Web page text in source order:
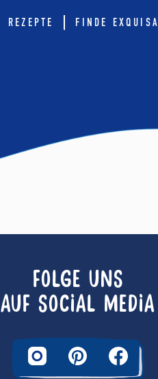
REZEPTE FINDE EXQUISA
FOLGE UNS
AUF SOCIAL MEDIA